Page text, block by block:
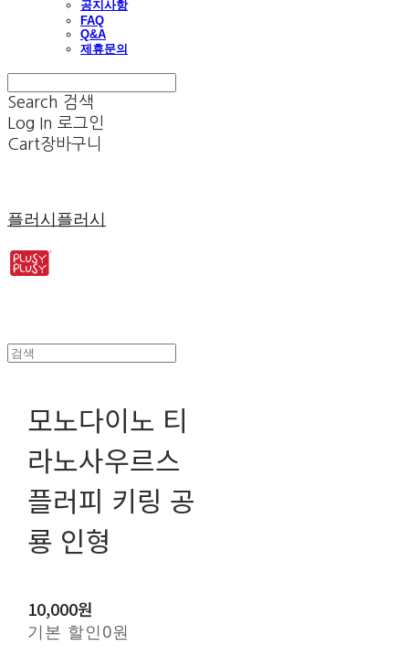
공지사항
FAQ
Q&A
제휴문의
Search 검색
Log In 로그인
Cart장바구니
플러시플러시
모노다이노 티
라노사우르스
플러피 키링 공
룡 인형
10,000원
기본 할인0원